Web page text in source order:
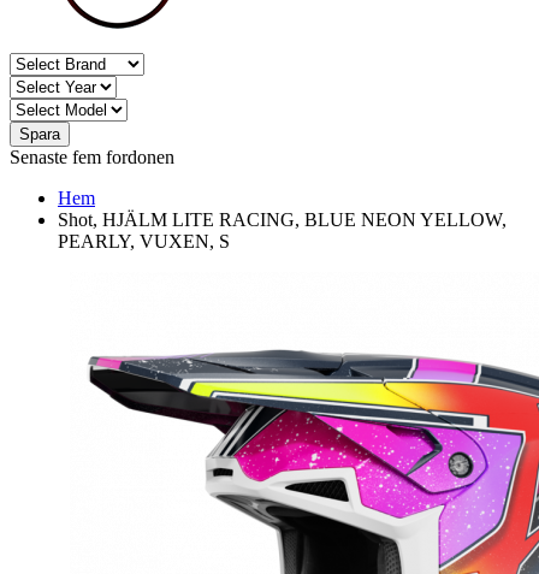
Spara
Senaste fem fordonen
Hem
Shot, HJÄLM LITE RACING, BLUE NEON YELLOW,
PEARLY, VUXEN, S